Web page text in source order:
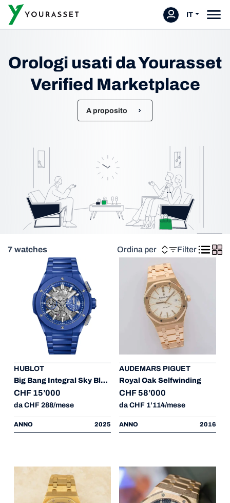
IT
Orologi usati da Yourasset
Verified Marketplace
A proposito
7 watches Ordina per Filter
HUBLOT
Big Bang Integral Sky Blue Ceramic
CHF 15’000
da CHF 288/mese
ANNO 2025
AUDEMARS PIGUET
Royal Oak Selfwinding
CHF 58’000
da CHF 1’114/mese
ANNO 2016